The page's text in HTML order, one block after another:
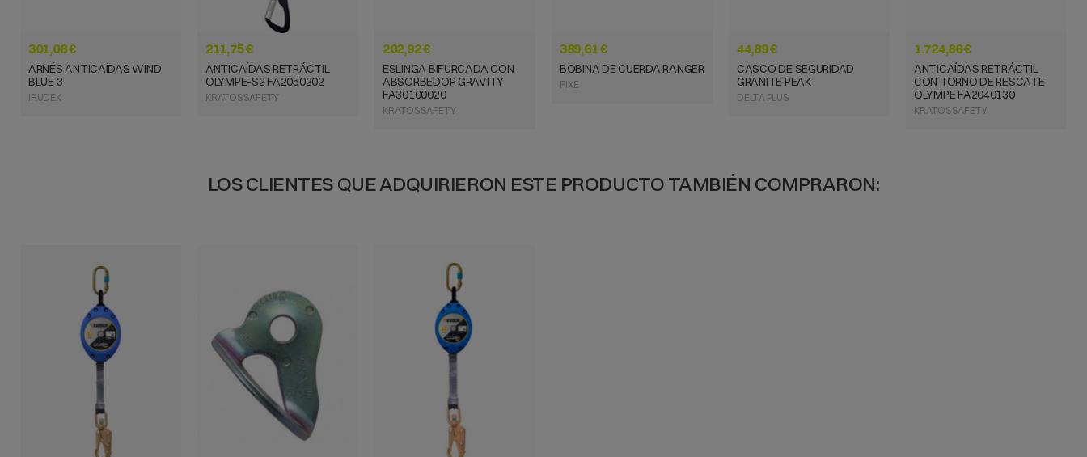
301,08 €
ARNÉS ANTICAÍDAS WIND
BLUE 3
IRUDEK
211,75 €
ANTICAÍDAS RETRÁCTIL
OLYMPE-S2 FA2050202
KRATOS SAFETY
202,92 €
ESLINGA BIFURCADA CON
ABSORBEDOR GRAVITY
FA30100020
KRATOS SAFETY
389,61 €
BOBINA DE CUERDA RANGER
FIXE
44,89 €
CASCO DE SEGURIDAD
GRANITE PEAK
DELTA PLUS
1.724,86 €
ANTICAÍDAS RETRÁCTIL
CON TORNO DE RESCATE
OLYMPE FA2040130
KRATOS SAFETY
LOS CLIENTES QUE ADQUIRIERON ESTE PRODUCTO TAMBIÉN COMPRARON:
VISTA RÁPIDA VISTA RÁPIDA VISTA RÁPIDA